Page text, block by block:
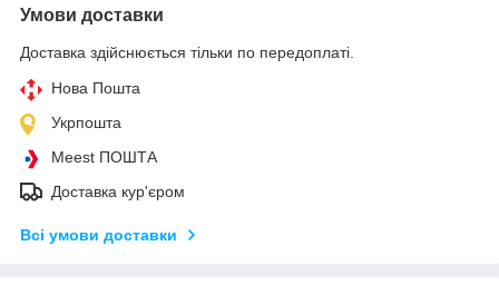
Умови доставки
Доставка здійснюється тільки по передоплаті.
Нова Пошта
Укрпошта
Meest ПОШТА
Доставка кур'єром
Всі умови доставки